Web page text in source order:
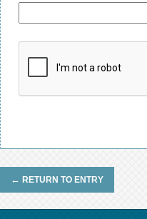
← RETURN TO ENTRY